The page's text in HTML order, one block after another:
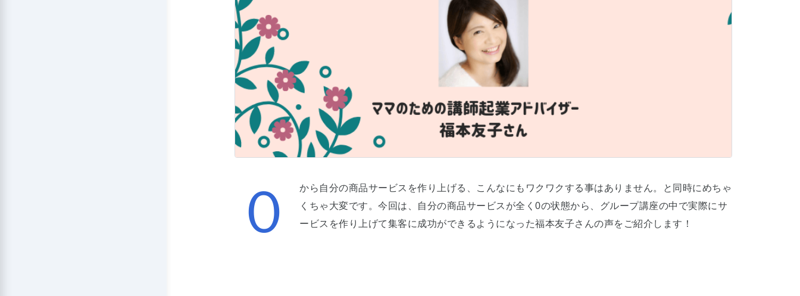
０
から自分の商品サービスを作り上げる、こんなにもワクワクする事はありません。と同時にめちゃ
くちゃ大変です。今回は、自分の商品サービスが全く0の状態から、グループ講座の中で実際にサ
ービスを作り上げて集客に成功ができるようになった福本友子さんの声をご紹介します！